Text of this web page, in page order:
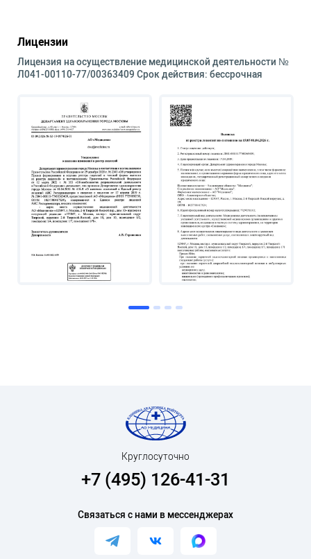
Лицензии
Лицензия на осуществление медицинской деятельности №
Л041-00110-77/00363409 Срок действия: бессрочная
Круглосуточно
+7 (495) 126-41-31
Связаться с нами в мессенджерах